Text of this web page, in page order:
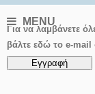
MENU
Για να λαμβάνετε
βάλτε εδώ το e-mail